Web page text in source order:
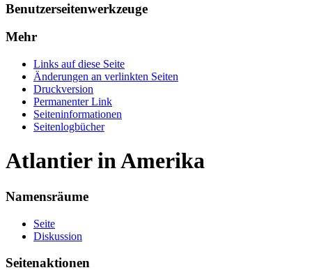
Benutzerseitenwerkzeuge
Mehr
Links auf diese Seite
Änderungen an verlinkten Seiten
Druckversion
Permanenter Link
Seiten­informationen
Seitenlogbücher
Atlantier in Amerika
Namensräume
Seite
Diskussion
Seitenaktionen